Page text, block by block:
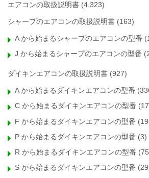
エアコンの取扱説明書 (4,323)
シャープのエアコンの取扱説明書 (163)
A から始まるシャープのエアコンの型番
J から始まるシャープのエアコンの型番
ダイキンエアコンの取扱説明書 (927)
A から始まるダイキンエアコンの型番
C から始まるダイキンエアコンの型番
F から始まるダイキンエアコンの型番
P から始まるダイキンエアコンの型番 (3)
R から始まるダイキンエアコンの型番
S から始まるダイキンエアコンの型番